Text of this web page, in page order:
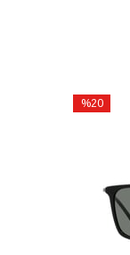
%20